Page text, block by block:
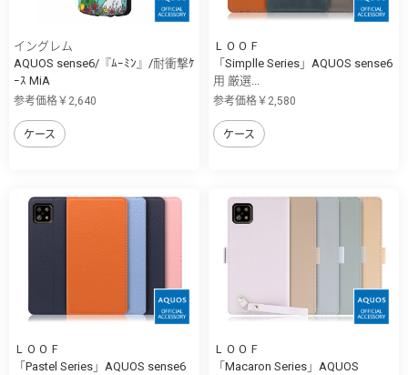
イングレム
AQUOS sense6/『ﾑｰﾐﾝ』/耐衝撃ｹ
ｰｽ MiA
参考価格￥2,640
ケース
ＬＯＯＦ
「Simplle Series」AQUOS sense6
用 厳選...
参考価格￥2,580
ケース
ＬＯＯＦ
「Pastel Series」AQUOS sense6
ＬＯＯＦ
「Macaron Series」AQUOS